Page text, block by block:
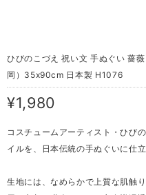
ひびのこづえ 祝い文 手ぬぐい 薔
岡）35x90cm 日本製 H1076
¥1,980
コスチュームアーティスト・ひび
イルを、日本伝統の手ぬぐいに仕立
生地には、なめらかで上質な肌触